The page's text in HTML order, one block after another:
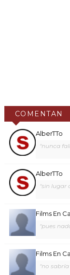
COMENTAN
AlberTTo
"nunca
AlberTTo
"sin lugar
Films En
"pues
Films En
"no